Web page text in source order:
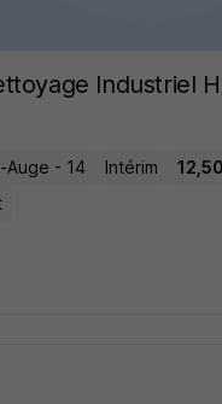
Industriel
Auge - 14 Intérim